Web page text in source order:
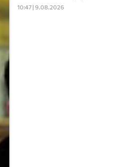
10:47 | 9.08.2026